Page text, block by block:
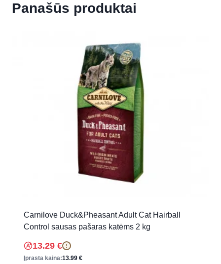
Panašūs produktai
Carnilove Duck&Pheasant Adult Cat Hairball
Control sausas pašaras katėms 2 kg
13.29 € !
Įprasta kaina:13.99 €